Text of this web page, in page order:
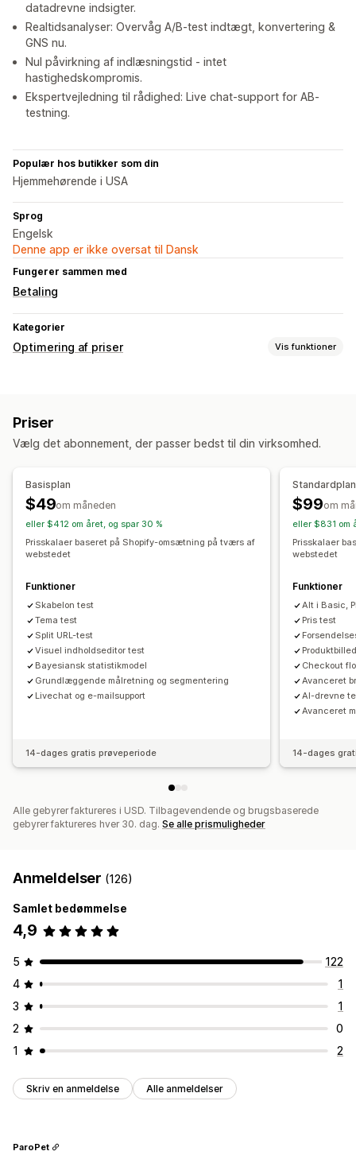
datadrevne indsigter.
Realtidsanalyser: Overvåg A/B-test indtægt, konvertering &
GNS nu.
Nul påvirkning af indlæsningstid - intet
hastighedskompromis.
Ekspertvejledning til rådighed: Live chat-support for AB-
testning.
Populær hos butikker som din
Hjemmehørende i USA
Sprog
Engelsk
Denne app er ikke oversat til Dansk
Fungerer sammen med
Betaling
Kategorier
Optimering af priser Vis funktioner
Mængderabatter
Tilpassede priser Udsalg Planlægning Filtre
A/B-test
Analyser
Priser
Vælg det abonnement, der passer bedst til din virksomhed.
Basisplan
$49om måneden
eller $412 om året, og spar 30 %
Prisskalaer baseret på Shopify-omsætning på tværs af
webstedet
Funktioner
Skabelon test
Tema test
Split URL-test
Visuel indholdseditor test
Bayesiansk statistikmodel
Grundlæggende målretning og segmentering
Livechat og e-mailsupport
14-dages gratis prøveperiode
Standardplan
$99om
eller $831 om
Prisskalaer
webstedet
Funktioner
Alt i Basic,
Pris test
Checkout
Avanceret
AI-drevne
Avanceret
14-dages
Alle gebyrer faktureres i USD. Tilbagevendende og brugsbaserede
gebyrer faktureres hver 30. dag. Se alle prismuligheder
Anmeldelser (126)
Samlet bedømmelse
4,9
5
122
4
1
3
1
2
0
1
2
Skriv en anmeldelse Alle anmeldelser
ParoPet